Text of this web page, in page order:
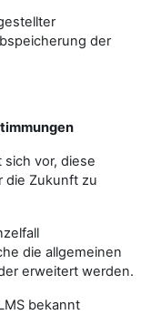
der
sich vor, diese
die Zukunft zu
die allgemeinen
erweitert werden.
bekannt